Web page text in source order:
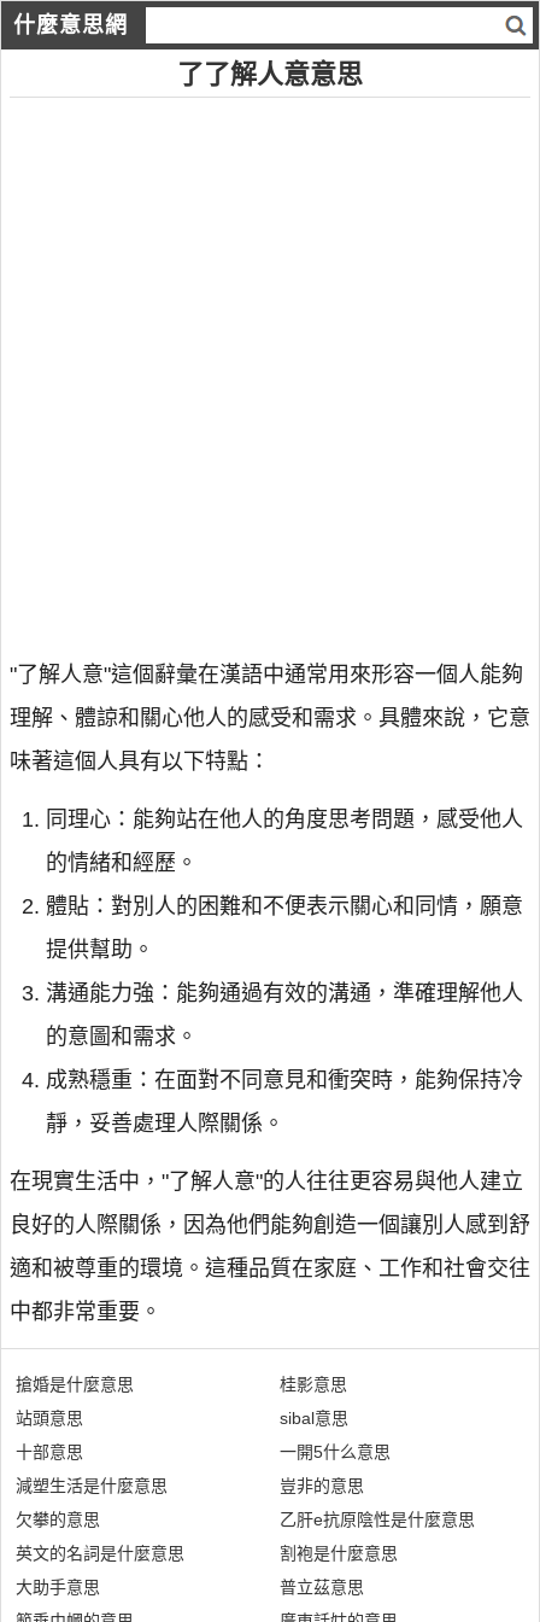
什麼意思網
了了解人意意思
"了解人意"這個辭彙在漢語中通常用來形容一個人能夠
理解、體諒和關心他人的感受和需求。具體來說，它意
味著這個人具有以下特點：
同理心：能夠站在他人的角度思考問題，感受他人
的情緒和經歷。
體貼：對別人的困難和不便表示關心和同情，願意
提供幫助。
溝通能力強：能夠通過有效的溝通，準確理解他人
的意圖和需求。
成熟穩重：在面對不同意見和衝突時，能夠保持冷
靜，妥善處理人際關係。
在現實生活中，"了解人意"的人往往更容易與他人建立
良好的人際關係，因為他們能夠創造一個讓別人感到舒
適和被尊重的環境。這種品質在家庭、工作和社會交往
中都非常重要。
搶婚是什麼意思
站頭意思
十部意思
減塑生活是什麼意思
欠攀的意思
英文的名詞是什麼意思
大助手意思
桂影意思
sibal意思
一開5什么意思
豈非的意思
乙肝e抗原陰性是什麼意思
割袍是什麼意思
普立茲意思